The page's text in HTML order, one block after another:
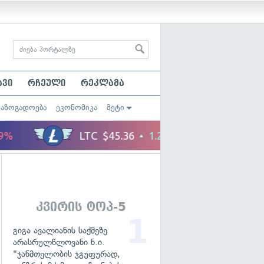
რჩეული რეკლამა
ეკონომიკა მეტი
კვირის ტოპ-5
გიგა ავალიანის საქმეზე
არასრულწლოვანი ნ.ი.
"ჯანმთელობის ჯგუფურად,